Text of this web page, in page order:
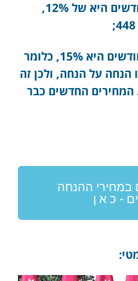
ההנחה למינוי של 12 חודשים היא של 12%,
וההנחה למינוי של 24 חודשים היא 15%, כלומר
במקום 755. זו הנחה על הנחה, ולכן זה
החדשים כבר
במחירי ההנחה
- כ א ן